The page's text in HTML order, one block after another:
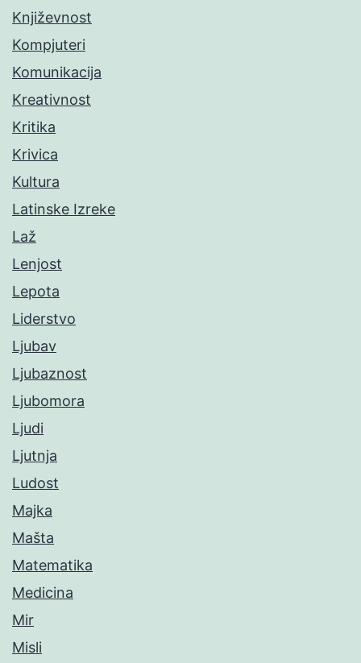
Književnost
Kompjuteri
Komunikacija
Kreativnost
Kritika
Krivica
Kultura
Latinske Izreke
Laž
Lenjost
Lepota
Liderstvo
Ljubav
Ljubaznost
Ljubomora
Ljudi
Ljutnja
Ludost
Majka
Mašta
Matematika
Medicina
Mir
Misli